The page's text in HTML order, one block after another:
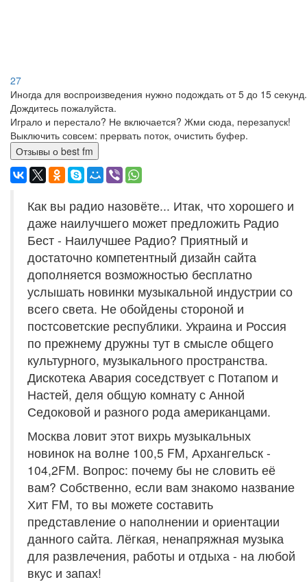
27
Иногда для воспроизведения нужно подождать от 5 до 15 секунд.
Дождитесь пожалуйста.
Играло и перестало? Не включается? Жми сюда, перезапуск!
Выключить совсем: прервать поток, очистить буфер.
Отзывы о best fm
Как вы радио назовёте... Итак, что хорошего и
даже наилучшего может предложить Радио
Бест - Наилучшее Радио? Приятный и
достаточно компетентный дизайн сайта
дополняется возможностью бесплатно
услышать новинки музыкальной индустрии со
всего света. Не обойдены стороной и
постсоветские республики. Украина и Россия
по прежнему дружны тут в смысле общего
культурного, музыкального пространства.
Дискотека Авария соседствует с Потапом и
Настей, деля общую комнату с Анной
Седоковой и разного рода американцами.
Москва ловит этот вихрь музыкальных
новинок на волне 100,5 FM, Архангельск -
104,2FM. Вопрос: почему бы не словить её
вам? Собственно, если вам знакомо название
Хит FM, то вы можете составить
представление о наполнении и ориентации
данного сайта. Лёгкая, ненапряжная музыка
для развлечения, работы и отдыха - на любой
вкус и запах!